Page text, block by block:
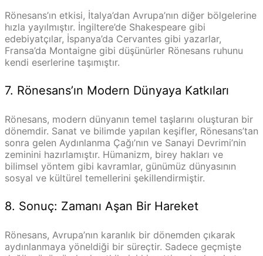
Rönesans’ın etkisi, İtalya’dan Avrupa’nın diğer bölgelerine
hızla yayılmıştır. İngiltere’de Shakespeare gibi
edebiyatçılar, İspanya’da Cervantes gibi yazarlar,
Fransa’da Montaigne gibi düşünürler Rönesans ruhunu
kendi eserlerine taşımıştır.
7. Rönesans’ın Modern Dünyaya Katkıları
Rönesans, modern dünyanın temel taşlarını oluşturan bir
dönemdir. Sanat ve bilimde yapılan keşifler, Rönesans’tan
sonra gelen Aydınlanma Çağı’nın ve Sanayi Devrimi’nin
zeminini hazırlamıştır. Hümanizm, birey hakları ve
bilimsel yöntem gibi kavramlar, günümüz dünyasının
sosyal ve kültürel temellerini şekillendirmiştir.
8. Sonuç: Zamanı Aşan Bir Hareket
Rönesans, Avrupa’nın karanlık bir dönemden çıkarak
aydınlanmaya yöneldiği bir süreçtir. Sadece geçmişte